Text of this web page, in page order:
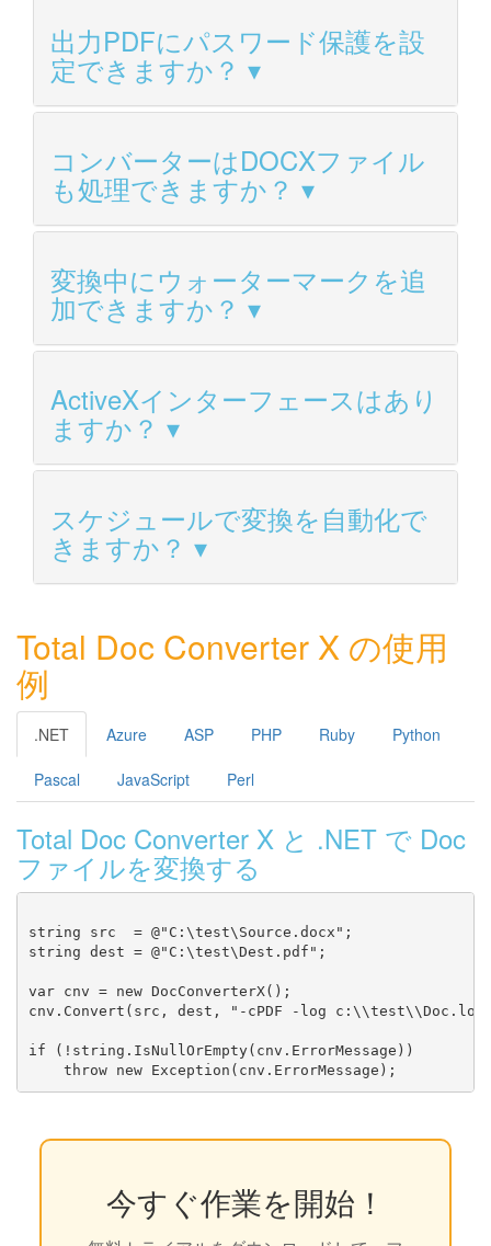
出力PDFにパスワード保護を設
定できますか？
コンバーターはDOCXファイル
も処理できますか？
変換中にウォーターマークを追
加できますか？
ActiveXインターフェースはあり
ますか？
スケジュールで変換を自動化で
きますか？
Total Doc Converter X の使用
例
.NET Azure ASP PHP Ruby Python
Pascal JavaScript Perl
Total Doc Converter X と .NET で Doc
ファイルを変換する
string src  = @"C:\test\Source.docx";
string dest = @"C:\test\Dest.pdf";
var cnv = new DocConverterX();
cnv.Convert(src, dest, "-cPDF -log
if (!string.IsNullOrEmpty(cnv.ErrorMessage))
今すぐ作業を開始！